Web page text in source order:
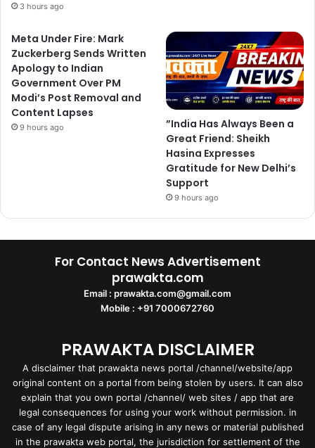
3 hours ago
Meta Under Fire: Mark
Zuckerberg Sends Written
Apology to Indian
Government Over PM
Modi’s Post Removal and
Content Lapses
9 hours ago
”India Has Always Been a
Great Friend: Sheikh
Hasina Expresses
Gratitude for New Delhi’s
Support
9 hours ago
For Contact News Advertisement
prawakta.com
Email : prawakta.com@gmail.com
Mobile : +91 7000672760
PRAWAKTA DISCLAIMER
A disclaimer that prawakta news portal /channel/website/app
original content on a portal from being stolen by users. It can also
explain that you own portal /channel/ web sites / app that are
legal consequences for using your work without permission. in
case of any legal dispute arising in any news or material published
in the prawakta web portal, the jurisdiction for settlement of the